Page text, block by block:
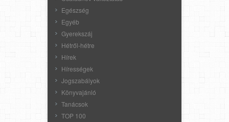
Egészség
Egyéb
Gyerekszáj
Hétről-hétre
Hírek
Hírességek
Jogszabályok
Könyvajánló
Tanácsok
TOP 100